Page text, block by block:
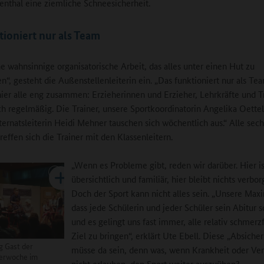
eine ziemliche Schneesicherheit.
nur als Team
wahnsinnige organisatorische Arbeit, das alles unter einen Hut zu
gesteht die Außenstellenleiterin ein. „Das funktioniert nur als
alle eng zusammen: Erzieherinnen und Erzieher, Lehrkräfte und
regelmäßig. Die Trainer, unsere Sportkoordinatorin Angelika
Heidi Mehner tauschen sich wöchentlich aus.“ Alle
sich die Trainer mit den Klassenleitern.
„Wenn es Probleme gibt, reden wir darüber. Hier
übersichtlich und familiär, hier bleibt nichts
Doch der Sport kann nicht alles sein. „Unsere
dass jede Schülerin und jeder Schüler sein Abitur
und es gelingt uns fast immer, alle relativ
Ziel zu bringen“, erklärt Ute Ebell. Diese
müsse da sein, denn was, wenn Krankheit oder